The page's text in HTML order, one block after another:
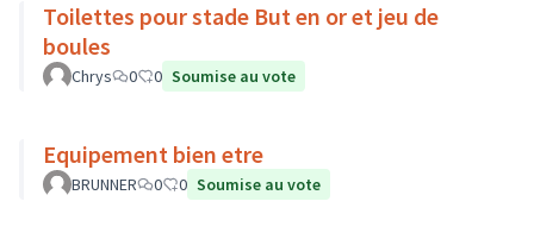
Toilettes pour stade But en or et jeu de
boules
Chrys 0 0 Soumise au vote
Equipement bien etre
BRUNNER 0 0 Soumise au vote